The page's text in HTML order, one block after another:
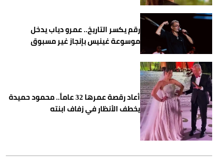
رقم يكسر التاريخ.. عمرو دياب يدخل
موسوعة غينيس بإنجاز غير مسبوق
أعاد رقصة عمرها 32 عاماً.. محمود حميدة
يخطف الأنظار في زفاف ابنته